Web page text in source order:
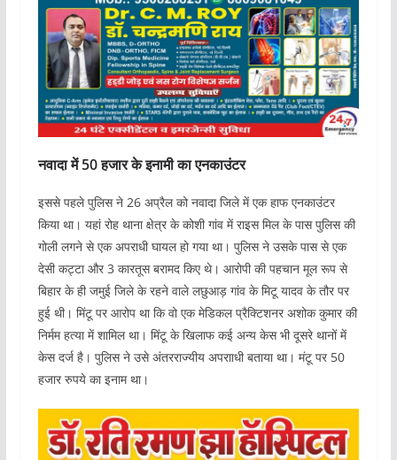
नवादा में 50 हजार के इनामी का एनकाउंटर
इससे पहले पुलिस ने 26 अप्रैल को नवादा जिले में एक हाफ एनकाउंटर
किया था। यहां रोह थाना क्षेत्र के कोशी गांव में राइस मिल के पास पुलिस की
गोली लगने से एक अपराधी घायल हो गया था। पुलिस ने उसके पास से एक
देसी कट्टा और 3 कारतूस बरामद किए थे। आरोपी की पहचान मूल रूप से
बिहार के ही जमुई जिले के रहने वाले लछुआड़ गांव के मिटू यादव के तौर पर
हुई थी। मिंटू पर आरोप था कि वो एक मेडिकल प्रैक्टिशनर अशोक कुमार की
निर्मम हत्या में शामिल था। मिंटू के खिलाफ कई अन्य केस भी दूसरे थानों में
केस दर्ज है। पुलिस ने उसे अंतरराज्यीय अपरााधी बताया था। मंटू पर 50
हजार रुपये का इनाम था।